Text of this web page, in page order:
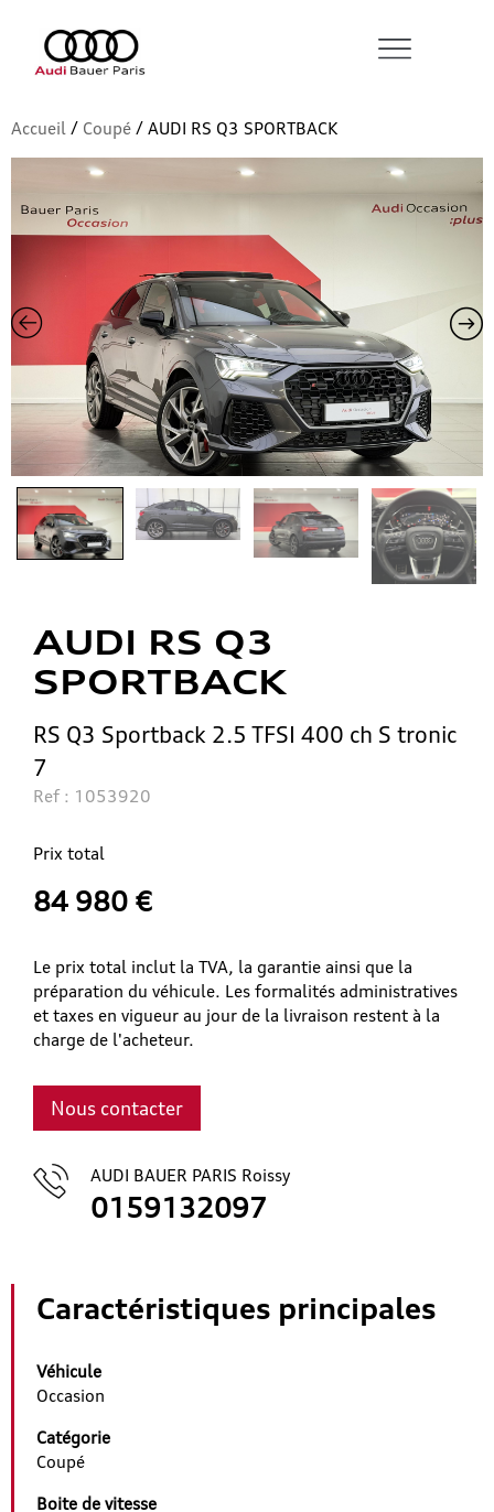
Accueil / Coupé / AUDI RS Q3 SPORTBACK
AUDI RS Q3
SPORTBACK
RS Q3 Sportback 2.5 TFSI 400 ch S tronic
7
Ref : 1053920
Prix total
84 980 €
Le prix total inclut la TVA, la garantie ainsi que la
préparation du véhicule. Les formalités administratives
et taxes en vigueur au jour de la livraison restent à la
charge de l'acheteur.
Nous contacter
AUDI BAUER PARIS Roissy
0159132097
Caractéristiques principales
Véhicule
Occasion
Catégorie
Coupé
Boite de vitesse